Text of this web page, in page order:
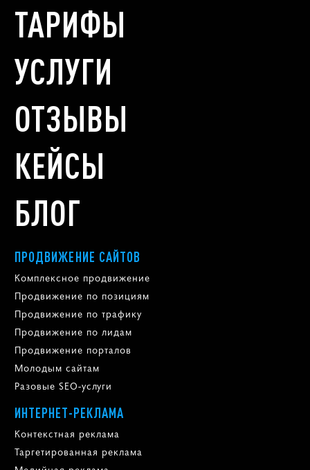
ТАРИФЫ
УСЛУГИ
ОТЗЫВЫ
КЕЙСЫ
БЛОГ
ПРОДВИЖЕНИЕ САЙТОВ
Комплексное продвижение
Продвижение по позициям
Продвижение по трафику
Продвижение по лидам
Продвижение порталов
Молодым сайтам
Разовые SEO-услуги
ИНТЕРНЕТ-РЕКЛАМА
Контекстная реклама
Таргетированная реклама